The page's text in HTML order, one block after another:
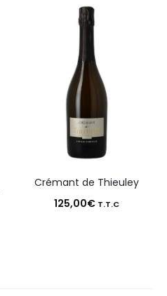
Crémant de Thieuley
125,00€ T.T.C